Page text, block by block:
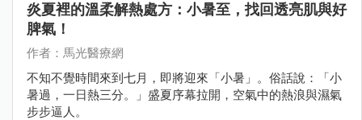
炎夏裡的溫柔解熱處方：小暑至，找回透亮肌與好
脾氣！
作者：馬光醫療網
不知不覺時間來到七月，即將迎來「小暑」。俗話說：「小
暑過，一日熱三分。」盛夏序幕拉開，空氣中的熱浪與濕氣
步步逼人。